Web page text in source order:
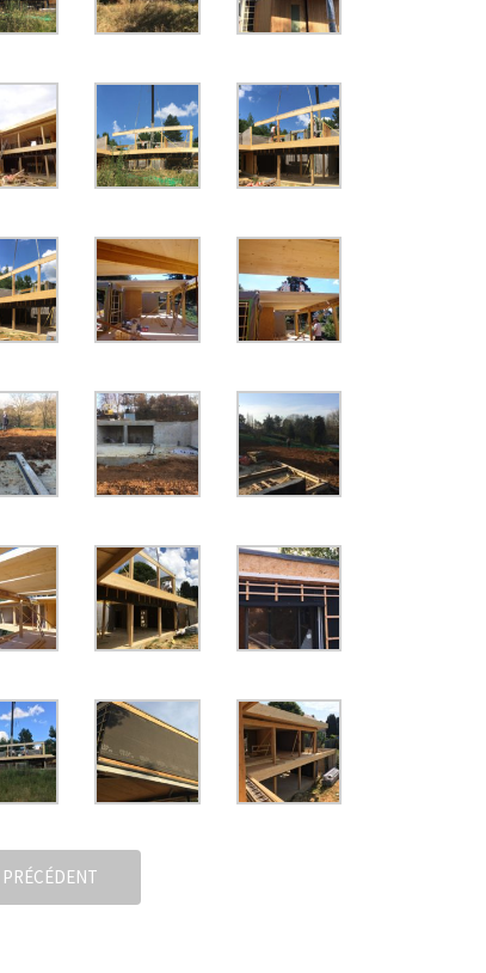
PRÉCÉDENT